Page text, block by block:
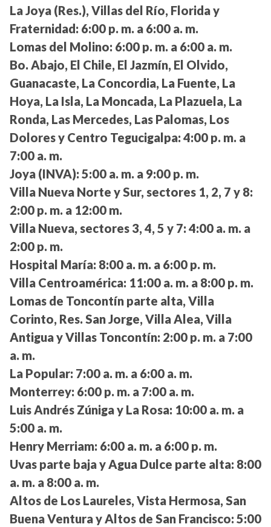
La Joya (Res.), Villas del Río, Florida y
Fraternidad: 6:00 p. m. a 6:00 a. m.
Lomas del Molino: 6:00 p. m. a 6:00 a. m.
Bo. Abajo, El Chile, El Jazmín, El Olvido,
Guanacaste, La Concordia, La Fuente, La
Hoya, La Isla, La Moncada, La Plazuela, La
Ronda, Las Mercedes, Las Palomas, Los
Dolores y Centro Tegucigalpa: 4:00 p. m. a
7:00 a. m.
Joya (INVA): 5:00 a. m. a 9:00 p. m.
Villa Nueva Norte y Sur, sectores 1, 2, 7 y 8:
2:00 p. m. a 12:00 m.
Villa Nueva, sectores 3, 4, 5 y 7: 4:00 a. m. a
2:00 p. m.
Hospital María: 8:00 a. m. a 6:00 p. m.
Villa Centroamérica: 11:00 a. m. a 8:00 p. m.
Lomas de Toncontín parte alta, Villa
Corinto, Res. San Jorge, Villa Alea, Villa
Antigua y Villas Toncontín: 2:00 p. m. a 7:00
a. m.
La Popular: 7:00 a. m. a 6:00 a. m.
Monterrey: 6:00 p. m. a 7:00 a. m.
Luis Andrés Zúniga y La Rosa: 10:00 a. m. a
5:00 a. m.
Henry Merriam: 6:00 a. m. a 6:00 p. m.
Uvas parte baja y Agua Dulce parte alta: 8:00
a. m. a 8:00 a. m.
Altos de Los Laureles, Vista Hermosa, San
Buena Ventura y Altos de San Francisco: 5:00